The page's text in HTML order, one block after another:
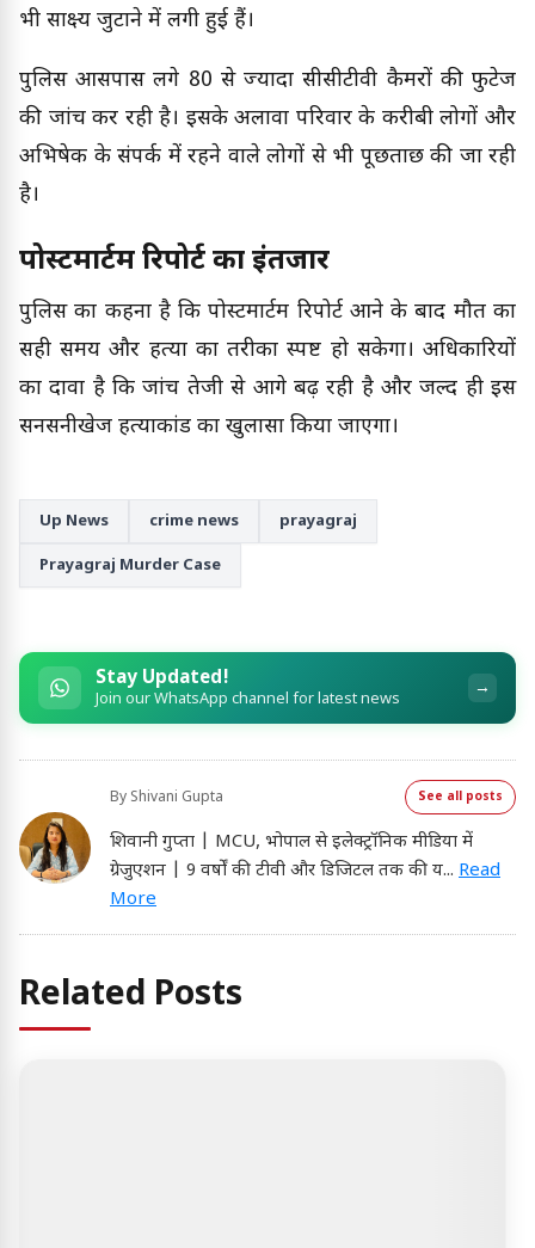
भी साक्ष्य जुटाने में लगी हुई हैं।
पुलिस आसपास लगे 80 से ज्यादा सीसीटीवी कैमरों की फुटेज
की जांच कर रही है। इसके अलावा परिवार के करीबी लोगों और
अभिषेक के संपर्क में रहने वाले लोगों से भी पूछताछ की जा रही
है।
पोस्टमार्टम रिपोर्ट का इंतजार
पुलिस का कहना है कि पोस्टमार्टम रिपोर्ट आने के बाद मौत का
सही समय और हत्या का तरीका स्पष्ट हो सकेगा। अधिकारियों
का दावा है कि जांच तेजी से आगे बढ़ रही है और जल्द ही इस
सनसनीखेज हत्याकांड का खुलासा किया जाएगा।
Up News crime news prayagraj
Prayagraj Murder Case
Stay Updated!
Join our WhatsApp channel for latest news →
By Shivani Gupta See all posts
शिवानी गुप्ता | MCU, भोपाल से इलेक्ट्रॉनिक मीडिया में
ग्रेजुएशन | 9 वर्षों की टीवी और डिजिटल तक की य... Read
More
Related Posts